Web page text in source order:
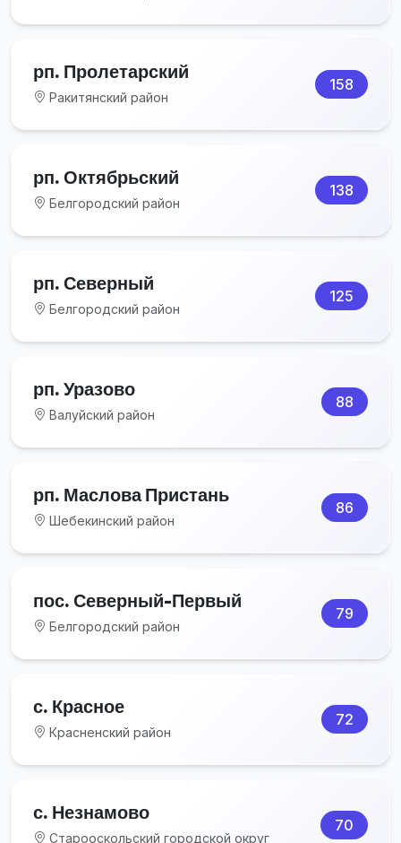
рп. Пролетарский
Ракитянский район
158
рп. Октябрьский
Белгородский район
138
рп. Северный
Белгородский район
125
рп. Уразово
Валуйский район
88
рп. Маслова Пристань
Шебекинский район
86
пос. Северный-Первый
Белгородский район
79
с. Красное
Красненский район
72
с. Незнамово
Старооскольский городской округ
70